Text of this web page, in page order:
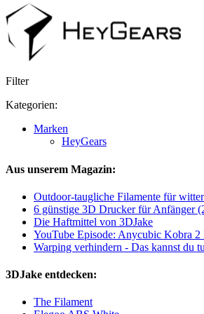
Filter
Kategorien:
Marken
HeyGears
Aus unserem Magazin:
Outdoor-taugliche Filamente für
6 günstige 3D Drucker für Anfänger
Die Haftmittel von 3DJake
YouTube Episode: Anycubic Kobra 2
Warping verhindern - Das kannst du
3DJake entdecken:
The Filament